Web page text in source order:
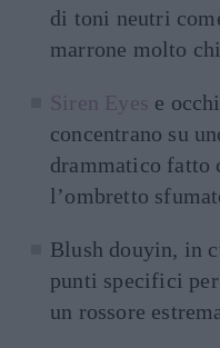
di toni neutri
marrone molto
Siren Eyes e
concentrano su
drammatico fatto
l’ombretto
Blush douyin, in
punti specifici
un rossore